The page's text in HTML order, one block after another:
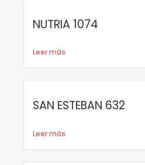
NUTRIA 1074
Leer más
SAN ESTEBAN 632
Leer más